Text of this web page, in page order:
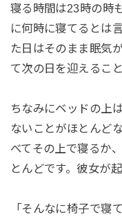
寝る時間は23時の時
に何時に寝てるとは
た日はそのまま眠気
て次の日を迎えるこ
ちなみにベッドの上
ないことがほとんど
べてその上で寝るか
とんどです。彼女が
「そんなに椅子で寝